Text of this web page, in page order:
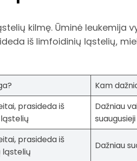
kilmę. Ūminė leukemija
iš limfoidinių ląstelių,
Kam
prasideda iš
Dažniau
suaugusieji
prasideda iš
ląstelių
Dažniau